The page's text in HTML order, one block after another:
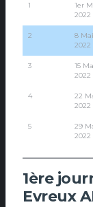
1
1er
2022
2
8 Mai
2022
3
15
2022
4
22
2022
5
29
2022
1ère
Evreux